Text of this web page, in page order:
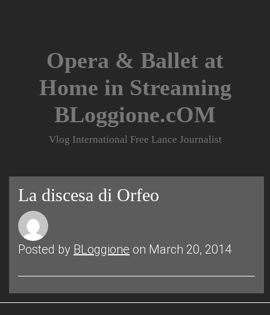
Opera & Ballet at
Home in Streaming
BLoggione.cOM
Vlog International Free Lance Journalist
La discesa di Orfeo
Posted by BLoggione on March 20, 2014